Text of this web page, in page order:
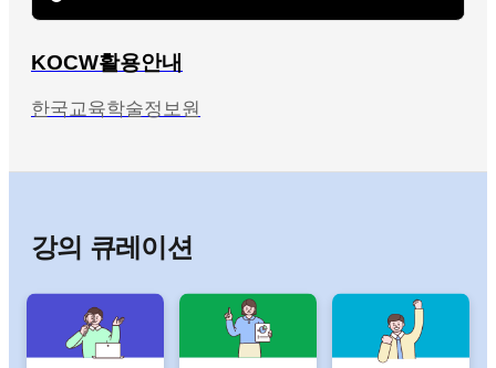
KOCW활용안내
한국교육학술정보원
강의 큐레이션